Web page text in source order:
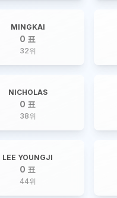
MINGKAI
0 표
32위
NICHOLAS
0 표
38위
LEE YOUNGJI
0 표
44위